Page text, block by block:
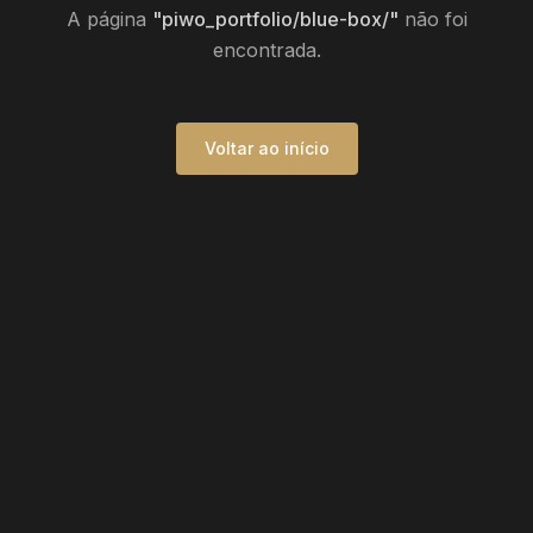
A página "piwo_portfolio/blue-box/" não foi
encontrada.
Voltar ao início